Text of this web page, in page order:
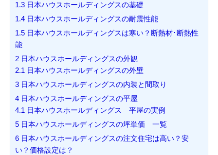
1.3 日本ハウスホールディングスの基礎
1.4 日本ハウスホールディングスの耐震性能
1.5 日本ハウスホールディングスは寒い？断熱材･断熱性
能
2 日本ハウスホールディングスの外観
2.1 日本ハウスホールディングスの外壁
3 日本ハウスホールディングスの内装と間取り
4 日本ハウスホールディングスの平屋
4.1 日本ハウスホールディングス 平屋の実例
5 日本ハウスホールディングスの坪単価 一覧
6 日本ハウスホールディングスの注文住宅は高い？安
い？価格設定は？